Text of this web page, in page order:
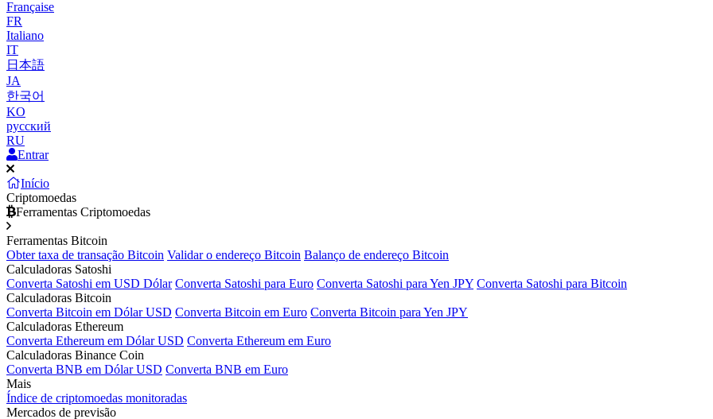
Française
FR
Italiano
IT
日本語
JA
한국어
KO
русский
RU
Entrar
Início
Criptomoedas
Ferramentas Criptomoedas
Ferramentas Bitcoin
Obter taxa de transação Bitcoin Validar o endereço Bitcoin Balanço de endereço Bitcoin
Calculadoras Satoshi
Converta Satoshi em USD Dólar Converta Satoshi para Euro Converta Satoshi para Yen JPY Converta Satoshi para Bitcoin
Calculadoras Bitcoin
Converta Bitcoin em Dólar USD Converta Bitcoin em Euro Converta Bitcoin para Yen JPY
Calculadoras Ethereum
Converta Ethereum em Dólar USD Converta Ethereum em Euro
Calculadoras Binance Coin
Converta BNB em Dólar USD Converta BNB em Euro
Mais
Índice de criptomoedas monitoradas
Mercados de previsão